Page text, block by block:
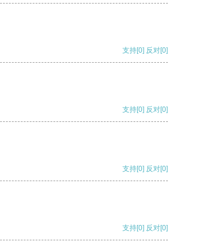
支持[0] 反对[0]
支持[0] 反对[0]
支持[0] 反对[0]
支持[0] 反对[0]